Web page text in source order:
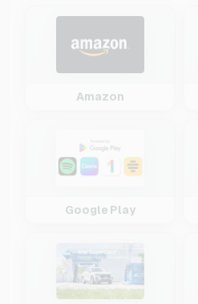
Amazon
Google Play